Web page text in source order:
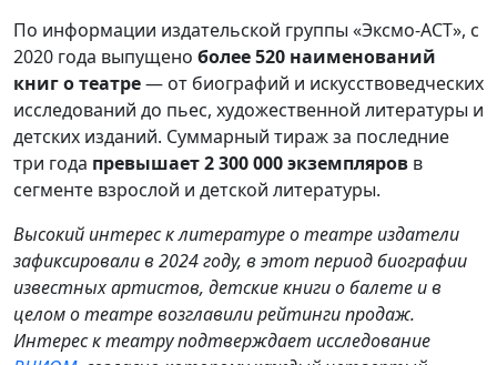
По информации издательской группы «Эксмо-АСТ», с
2020 года выпущено более 520 наименований
книг о театре— от биографий и искусствоведческих
исследований до пьес, художественной литературы и
детских изданий. Суммарный тираж за последние
три года превышает 2 300 000 экземпляров в
сегменте взрослой и детской литературы.
Высокий интерес к литературе о театре издатели
зафиксировали в 2024 году, в этот период биографии
известных артистов, детские книги о балете и в
целом о театре возглавили рейтинги продаж.
Интерес к театру подтверждает исследование